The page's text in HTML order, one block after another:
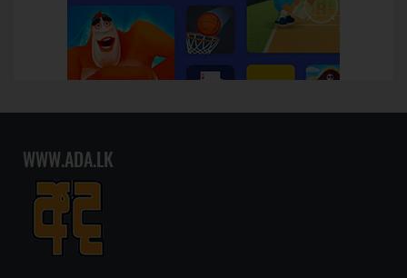
WWW.ADA.LK